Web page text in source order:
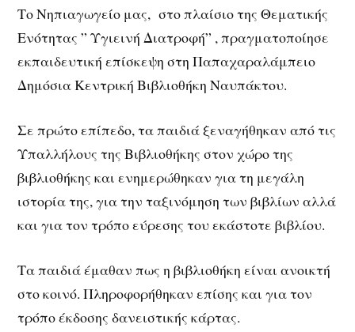
Το Νηπιαγωγείο μας, στο πλαίσιο της Θεματικής
Ενότητας ” Υγιεινή Διατροφή” , πραγματοποίησε
εκπαιδευτική επίσκεψη στη Παπαχαραλάμπειο
Δημόσια Κεντρική Βιβλιοθήκη Ναυπάκτου.
Σε πρώτο επίπεδο, τα παιδιά ξεναγήθηκαν από τις
Υπαλλήλους της Βιβλιοθήκης στον χώρο της
βιβλιοθήκης και ενημερώθηκαν για τη μεγάλη
ιστορία της, για την ταξινόμηση των βιβλίων αλλά
και για τον τρόπο εύρεσης του εκάστοτε βιβλίου.
Τα παιδιά έμαθαν πως η βιβλιοθήκη είναι ανοικτή
στο κοινό. Πληροφορήθηκαν επίσης και για τον
τρόπο έκδοσης δανειστικής κάρτας.